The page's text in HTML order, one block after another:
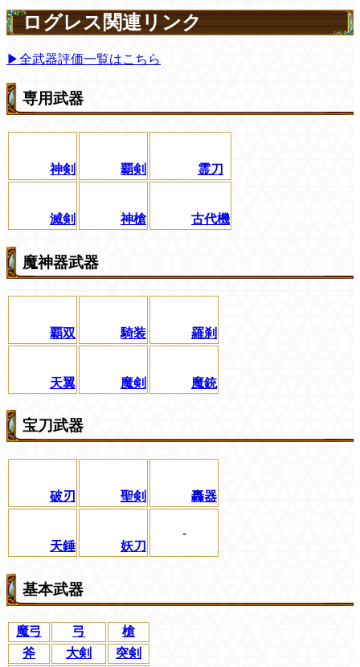
ログレス関連リンク
▶全武器評価一覧はこちら
専用武器
神剣 覇剣 霊刀
滅剣 神槍 古代機
魔神器武器
覇双 騎装 羅刹
天翼 魔剣 魔銃
宝刀武器
破刃 聖剣 轟器
天錘 妖刀
-
基本武器
魔弓 弓
槍
斧
大剣
突剣